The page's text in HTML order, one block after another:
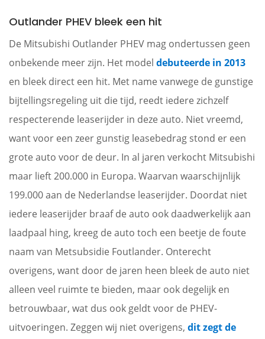
Outlander PHEV bleek een hit
De Mitsubishi Outlander PHEV mag ondertussen geen
onbekende meer zijn. Het model debuteerde in 2013
en bleek direct een hit. Met name vanwege de gunstige
bijtellingsregeling uit die tijd, reedt iedere zichzelf
respecterende leaserijder in deze auto. Niet vreemd,
want voor een zeer gunstig leasebedrag stond er een
grote auto voor de deur. In al jaren verkocht Mitsubishi
maar lieft 200.000 in Europa. Waarvan waarschijnlijk
199.000 aan de Nederlandse leaserijder. Doordat niet
iedere leaserijder braaf de auto ook daadwerkelijk aan
laadpaal hing, kreeg de auto toch een beetje de foute
naam van Metsubsidie Foutlander. Onterecht
overigens, want door de jaren heen bleek de auto niet
alleen veel ruimte te bieden, maar ook degelijk en
betrouwbaar, wat dus ook geldt voor de PHEV-
uitvoeringen. Zeggen wij niet overigens, dit zegt de